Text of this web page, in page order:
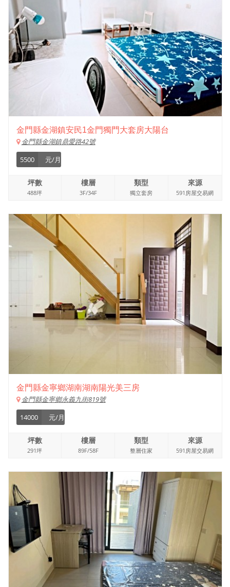
金門縣金湖鎮安民1金門獨門大套房大陽台
金門縣金湖鎮鼎愛路42號
5500
元/月
坪數
488坪
樓層
3F/34F
類型
獨立套房
來源
591房屋交易網
金門縣金寧鄉湖南湖南陽光美三房
金門縣金寧鄉永義九街819號
14000
元/月
坪數
291坪
樓層
89F/58F
類型
整層住家
來源
591房屋交易網